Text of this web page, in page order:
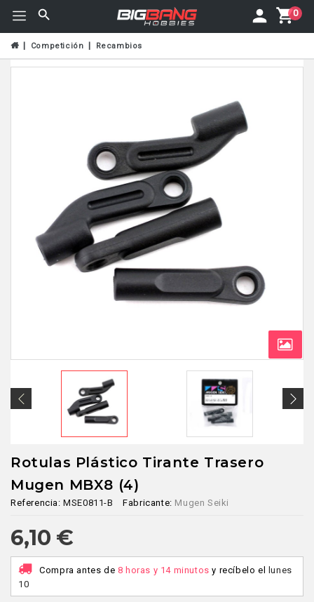
0
Competición Recambios
Rotulas Plástico Tirante Trasero
Mugen MBX8 (4)
Referencia: MSE0811-B Fabricante: Mugen Seiki
6,10 €
Compra antes de 8 horas y 14 minutos y recíbeloel
lunes
10